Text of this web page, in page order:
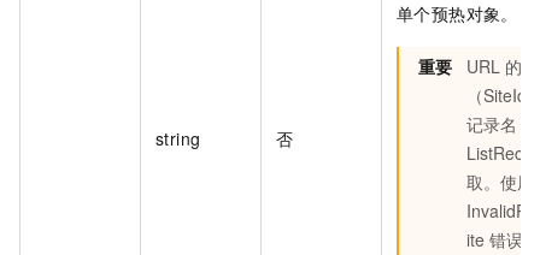
string 否
单个预热对象。
重要
URL 的
（
记录名（
取。使用
ite 错误。